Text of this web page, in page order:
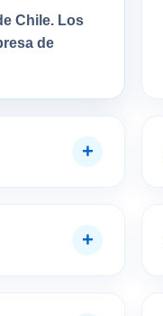
Chile. Los
de
+
+